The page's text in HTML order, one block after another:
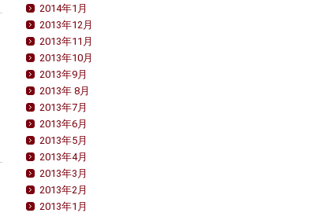
2014年1月
2013年12月
2013年11月
2013年10月
2013年9月
2013年 8月
2013年7月
2013年6月
2013年5月
2013年4月
2013年3月
2013年2月
2013年1月